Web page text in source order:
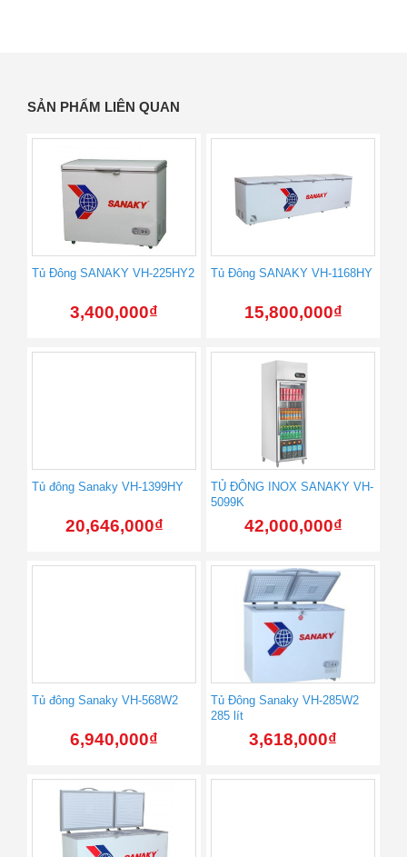
SẢN PHẨM LIÊN QUAN
Tủ Đông SANAKY VH-225HY2
3,400,000₫
Tủ Đông SANAKY VH-1168HY
15,800,000₫
Tủ đông Sanaky VH-1399HY
20,646,000₫
TỦ ĐÔNG INOX SANAKY VH-
5099K
42,000,000₫
Tủ đông Sanaky VH-568W2
6,940,000₫
Tủ Đông Sanaky VH-285W2
285 lít
3,618,000₫